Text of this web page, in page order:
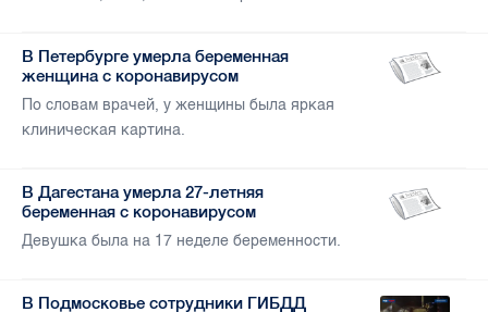
В Петербурге умерла беременная
женщина с коронавирусом
По словам врачей, у женщины была яркая
клиническая картина.
В Дагестана умерла 27-летняя
беременная с коронавирусом
Девушка была на 17 неделе беременности.
В Подмосковье сотрудники ГИБДД